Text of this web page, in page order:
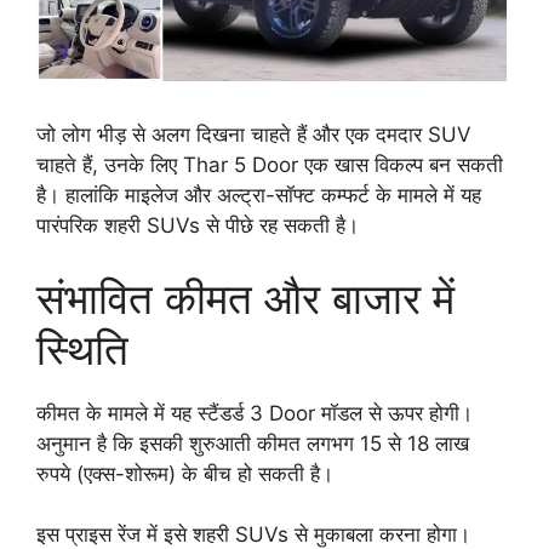
जो लोग भीड़ से अलग दिखना चाहते हैं और एक दमदार SUV
चाहते हैं, उनके लिए Thar 5 Door एक खास विकल्प बन सकती
है। हालांकि माइलेज और अल्ट्रा-सॉफ्ट कम्फर्ट के मामले में यह
पारंपरिक शहरी SUVs से पीछे रह सकती है।
संभावित कीमत और बाजार में
स्थिति
कीमत के मामले में यह स्टैंडर्ड 3 Door मॉडल से ऊपर होगी।
अनुमान है कि इसकी शुरुआती कीमत लगभग 15 से 18 लाख
रुपये (एक्स-शोरूम) के बीच हो सकती है।
इस प्राइस रेंज में इसे शहरी SUVs से मुकाबला करना होगा।